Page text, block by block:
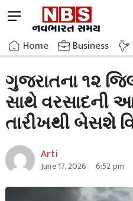
to
content
M
n
u
u
t
t
o
Home Business
Home»Breaking News»
ગુજરાતના ૧૨
સાથે વરસાદની
તારીખથી બેસશે
Arti
June 17, 2026 6:52 pm